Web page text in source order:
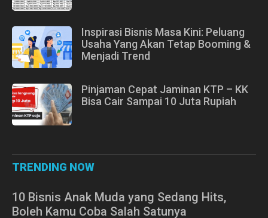
Inspirasi Bisnis Masa Kini: Peluang
Usaha Yang Akan Tetap Booming &
Menjadi Trend
Pinjaman Cepat Jaminan KTP – KK
Bisa Cair Sampai 10 Juta Rupiah
TRENDING NOW
10 Bisnis Anak Muda yang Sedang Hits,
Boleh Kamu Coba Salah Satunya